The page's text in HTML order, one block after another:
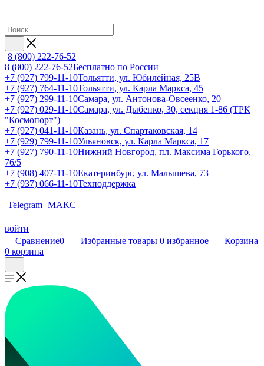
8 (800) 222-76-52
8 (800) 222-76-52Бесплатно по России
+7 (927) 799-11-10Тольятти, ул. Юбилейная, 25В
+7 (927) 764-11-10Тольятти, ул. Карла Маркса, 45
+7 (927) 299-11-10Самара, ул. Антонова-Овсеенко, 20
+7 (927) 029-11-10Самара, ул. Дыбенко, 30, секция 1-86 (ТРК
"Космопорт")
+7 (927) 041-11-10Казань, ул. Спартаковская, 14
+7 (929) 799-11-10Ульяновск, ул. Карла Маркса, 17
+7 (927) 790-11-10Нижний Новгород, пл. Максима Горького,
76/5
+7 (908) 407-11-10Екатеринбург, ул. Малышева, 73
+7 (937) 066-11-10Техподдержка
Telegram МАКС
войти
Сравнение0 Избранные товары 0 избранное
Корзина
0 корзина